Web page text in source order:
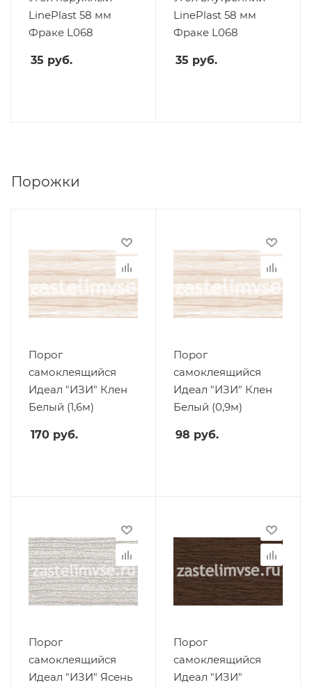
LinePlast 58 мм
Фраке L068
35 руб.
LinePlast 58 мм
Фраке L068
35 руб.
Порожки
Порог
самоклеящийся
Идеал "ИЗИ" Клен
Белый (1,6м)
170 руб.
Порог
самоклеящийся
Идеал "ИЗИ" Клен
Белый (0,9м)
98 руб.
Порог
самоклеящийся
Идеал "ИЗИ" Ясень
Порог
самоклеящийся
Идеал "ИЗИ"